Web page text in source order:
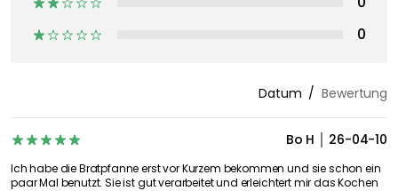
0
Datum Bewertung
Bo H 26-04-10
Ich habe die Bratpfanne erst vor Kurzem bekommen und sie schon ein
paar Mal benutzt. Sie ist gut verarbeitet und erleichtert mir das Kochen